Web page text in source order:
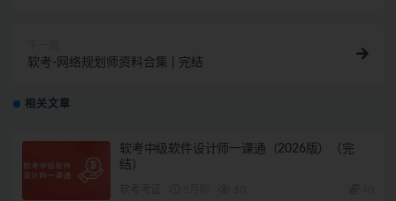
软考-网络规划师资料合集 | 完结
相关文章
软考中级软件设计师一课通（2026版）（完
结）